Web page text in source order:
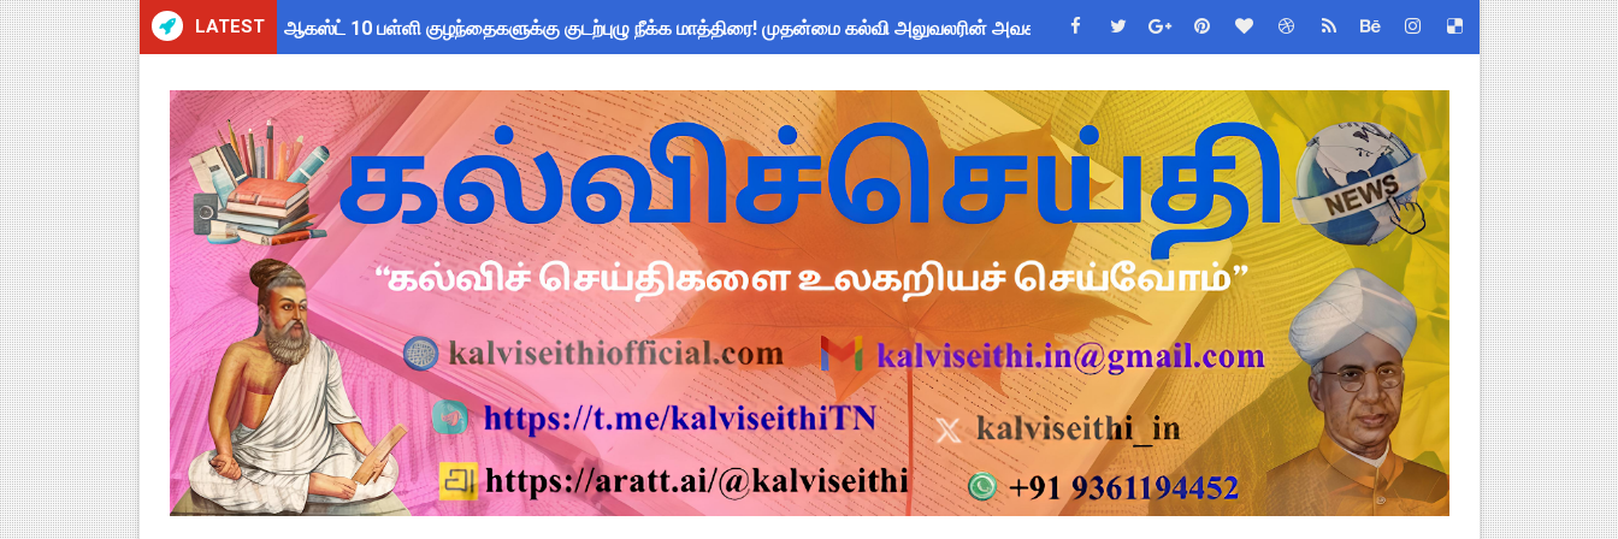
LATEST ஆகஸ்ட் 10 பள்ளி குழந்தைகளுக்கு குடற்புழு நீக்க மாத்திரை! முதன்மை கல்வி அலுவலரின் அவசர உத்தரவு!
தமிழ்நாடு போதைப்பொருள் எதிர்ப்பு உறுதிமொழி 2026: e-Pledge சான்றிதழ் ஆன்லைனில் பதிவிறக்கம் செய்வது எப்படி?
தமிழகப் பள்ளிகளுக்கு முக்கிய அறிவிப்பு: ஆகஸ்ட் 10 தேசிய குடற்புழு நீக்க நாள் - அல்பெண்டசோல் (Albendazole 400 mg) மாத்திரை வழங்க பள்ளிக்கல்வித்துறை
அரசு ஊழியர்களுக்கு ரூ.14,000 கோடி நிதி குறைப்பா? புதிய மருத்துவக் காப்பீடு & OPS கோரிக்கை - TNGEA கண்டனம்!
பள்ளிகளில் கொடியேற்ற தலைமை ஆசிரியர்களுக்கு மட்டுமே உரிமை: கல்வித்துறை அதிரடி உத்தரவு!
TN Govt Education Loan Scheme 2025-26: SC/ST மாணவர்களுக்கு ரூ.40 லட்சம் வரை கல்விக்கடன்! எப்படி விண்ணப்பிப்பது?
Census 2026 HLO App: களப்பணியாளர்களுக்கு அவசர எச்சரிக்கை! முக்கிய வழிகாட்டுதல்கள் & சட்டப்பூர்வ விதிகள்!
Kalai Thiruvizha 2026 - 2027 Forms: கலைத் திருவிழா போட்டிகளுக்கான அனைத்து Excel & Word படிவங்கள் ஒரே லிங்க்கில்!
Census 2026: HLO செயலியைப் பயன்படுத்தும் கணக்கெடுப்பாளர்கள், மேற்பார்வையாளர்கள் அறிய வேண்டிய முக்கிய விதிகள்!